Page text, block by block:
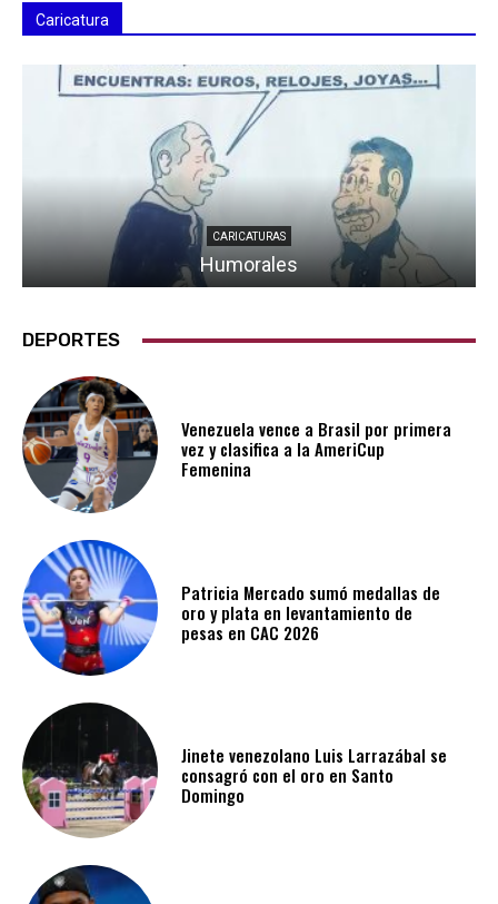
Caricatura
CARICATURAS
Humorales
DEPORTES
Venezuela vence a Brasil por primera
vez y clasifica a la AmeriCup
Femenina​
Patricia Mercado sumó medallas de
oro y plata en levantamiento de
pesas en CAC 2026
Jinete venezolano Luis Larrazábal se
consagró con el oro en Santo
Domingo